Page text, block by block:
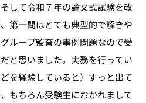
して令和７年の論文式試験を改
第一問はとても典型的で解きや
ループ監査の事例問題なので受
と思いました。実務を行ってい
を経験していると）すっと出て
もちろん受験生におかれまして